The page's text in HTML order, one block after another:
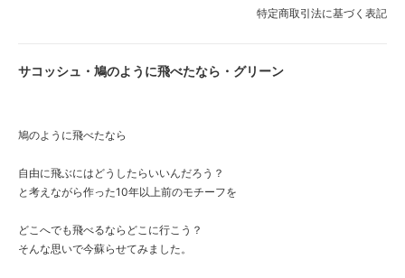
特定商取引法に基づく表記
サコッシュ・鳩のように飛べたなら・グリーン
鳩のように飛べたなら
自由に飛ぶにはどうしたらいいんだろう？
と考えながら作った10年以上前のモチーフを
どこへでも飛べるならどこに行こう？
そんな思いで今蘇らせてみました。